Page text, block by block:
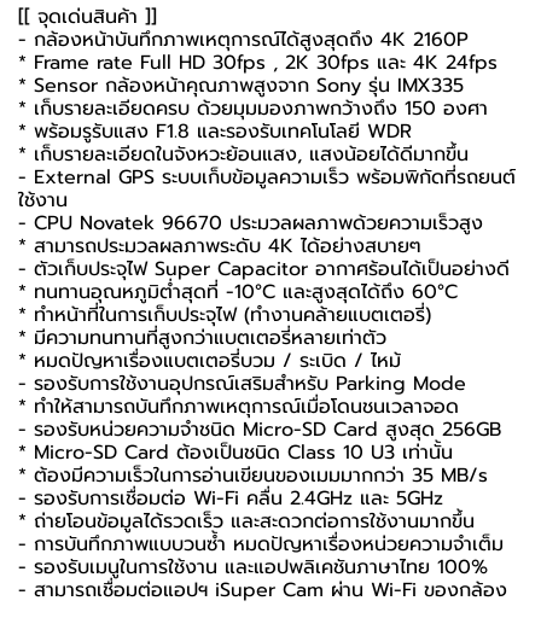
[[ จุดเด่นสินค้า ]]
- กล้องหน้าบันทึกภาพเหตุการณ์ได้สูงสุดถึง 4K 2160P
* Frame rate Full HD 30fps , 2K 30fps และ 4K 24fps
* Sensor กล้องหน้าคุณภาพสูงจาก Sony รุ่น IMX335
* เก็บรายละเอียดครบ ด้วยมุมมองภาพกว้างถึง 150 องศา
* พร้อมรูรับแสง F1.8 และรองรับเทคโนโลยี WDR
* เก็บรายละเอียดในจังหวะย้อนแสง, แสงน้อยได้ดีมากขึ้น
- External GPS ระบบเก็บข้อมูลความเร็ว พร้อมพิกัดที่รถยนต์
ใช้งาน
- CPU Novatek 96670 ประมวลผลภาพด้วยความเร็วสูง
* สามารถประมวลผลภาพระดับ 4K ได้อย่างสบายๆ
- ตัวเก็บประจุไฟ Super Capacitor อากาศร้อนได้เป็นอย่างดี
* ทนทานอุณหภูมิต่ำสุดที่ -10°C และสูงสุดได้ถึง 60°C
* ทำหน้าที่ในการเก็บประจุไฟ (ทำงานคล้ายแบตเตอรี่)
* มีความทนทานที่สูงกว่าแบตเตอรี่หลายเท่าตัว
* หมดปัญหาเรื่องแบตเตอรี่บวม / ระเบิด / ไหม้
- รองรับการใช้งานอุปกรณ์เสริมสำหรับ Parking Mode
* ทำให้สามารถบันทึกภาพเหตุการณ์เมื่อโดนชนเวลาจอด
- รองรับหน่วยความจำชนิด Micro-SD Card สูงสุด 256GB
* Micro-SD Card ต้องเป็นชนิด Class 10 U3 เท่านั้น
* ต้องมีความเร็วในการอ่านเขียนของเมมมากกว่า 35 MB/s
- รองรับการเชื่อมต่อ Wi-Fi คลื่น 2.4GHz และ 5GHz
* ถ่ายโอนข้อมูลได้รวดเร็ว และสะดวกต่อการใช้งานมากขึ้น
- การบันทึกภาพแบบวนซ้ำ หมดปัญหาเรื่องหน่วยความจำเต็ม
- รองรับเมนูในการใช้งาน และแอปพลิเคชันภาษาไทย 100%
- สามารถเชื่อมต่อแอปฯ iSuper Cam ผ่าน Wi-Fi ของกล้อง